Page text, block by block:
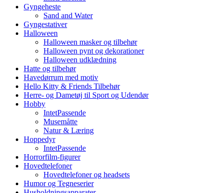
Gyngeheste
Sand and Water
Gyngestativer
Halloween
Halloween masker og tilbehør
Halloween pynt og dekorationer
Halloween udklædning
Hatte og tilbehør
Havedørrum med motiv
Hello Kitty & Friends Tilbehør
Herre- og Dametøj til Sport og Udendør
Hobby
IntetPassende
Musemåtte
Natur & Læring
Hoppedyr
IntetPassende
Horrorfilm-figurer
Hovedtelefoner
Hovedtelefoner og headsets
Humor og Tegneserier